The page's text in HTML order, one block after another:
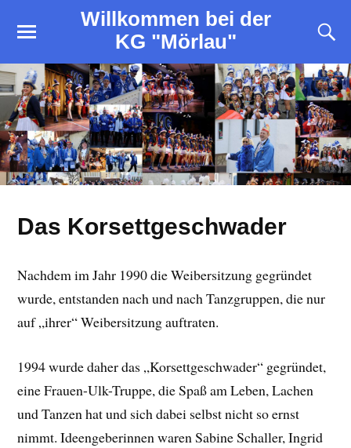
Willkommen bei der
KG "Mörlau"
Das Korsettgeschwader
Nachdem im Jahr 1990 die Weibersitzung gegründet
wurde, entstanden nach und nach Tanzgruppen, die nur
auf „ihrer“ Weibersitzung auftraten.
1994 wurde daher das „Korsettgeschwader“ gegründet,
eine Frauen-Ulk-Truppe, die Spaß am Leben, Lachen
und Tanzen hat und sich dabei selbst nicht so ernst
nimmt. Ideengeberinnen waren Sabine Schaller, Ingrid